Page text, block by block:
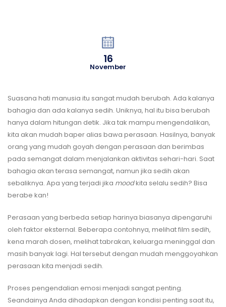
16
November
Suasana hati manusia itu sangat mudah berubah. Ada kalanya
bahagia dan ada kalanya sedih. Uniknya, hal itu bisa berubah
hanya dalam hitungan detik. Jika tak mampu mengendalikan,
kita akan mudah baper alias bawa perasaan. Hasilnya, banyak
orang yang mudah goyah dengan perasaan dan berimbas
pada semangat dalam menjalankan aktivitas sehari-hari. Saat
bahagia akan terasa semangat, namun jika sedih akan
sebaliknya. Apa yang terjadi jika moodkita selalu sedih? Bisa
berabe kan!
Perasaan yang berbeda setiap harinya biasanya dipengaruhi
oleh faktor eksternal. Beberapa contohnya, melihat film sedih,
kena marah dosen, melihat tabrakan, keluarga meninggal dan
masih banyak lagi. Hal tersebut dengan mudah menggoyahkan
perasaan kita menjadi sedih.
Proses pengendalian emosi menjadi sangat penting.
Seandainya Anda dihadapkan dengan kondisi penting saat itu,